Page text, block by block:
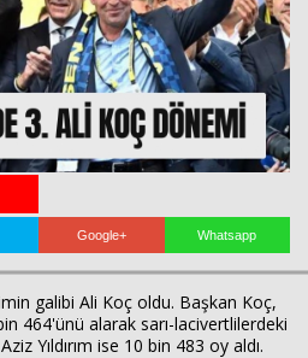
Google+ Whatsapp
galibi Ali Koç oldu. Başkan Koç,
464'ünü alarak sarı-lacivertlilerdeki
Yıldırım ise 10 bin 483 oy aldı.
KÜNYE
İLETİŞİM